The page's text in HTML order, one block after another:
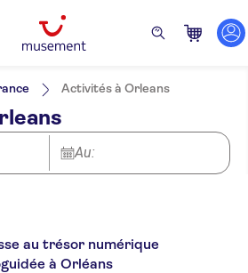
instantanée
les locaux
Activités à Orleans
Au:
au trésor numérique
à Orléans